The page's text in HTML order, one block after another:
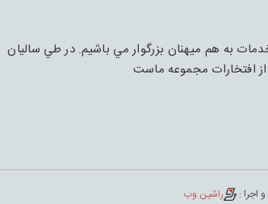
به هم ميهنان بزرگوار مي باشيم. در طي ساليان
افتخارات مجموعه ماست
اجرا : راشین وب